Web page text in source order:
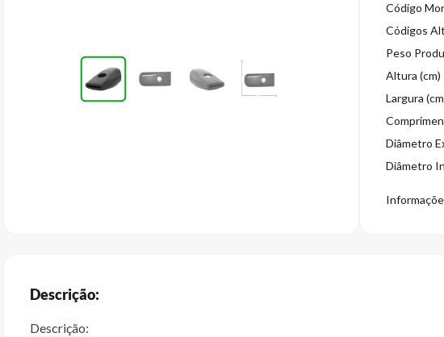
Código
Códigos
Peso
Altura (cm)
Largura
Diâmetro
Diâmetro
Descrição:
Descrição: